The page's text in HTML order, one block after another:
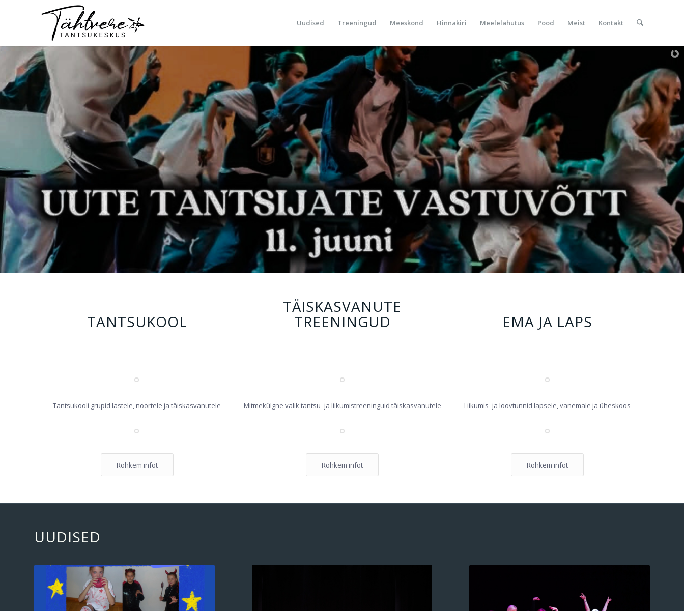
Uudised Treeningud Meeskond Hinnakiri Meelelahutus Pood Meist Kontakt
TANTSUKOOL
TÄISKASVANUTE
TREENINGUD EMA JA LAPS
Tantsukooli grupid lastele, noortele ja täiskasvanutele
Rohkem infot
Mitmekülgne valik tantsu- ja liikumistreeninguid täiskasvanutele
Rohkem infot
Liikumis- ja loovtunnid lapsele, vanemale ja üheskoos
Rohkem infot
UUDISED